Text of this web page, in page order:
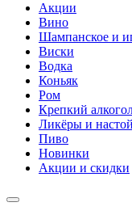
Акции
Вино
Шампанское и
Виски
Водка
Коньяк
Ром
Крепкий
Ликёры и
Пиво
Новинки
Акции и скидки